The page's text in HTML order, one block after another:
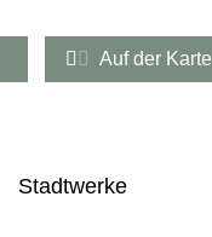
Auf der Karte
Stadtwerke